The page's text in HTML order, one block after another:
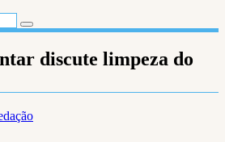
discute limpeza do